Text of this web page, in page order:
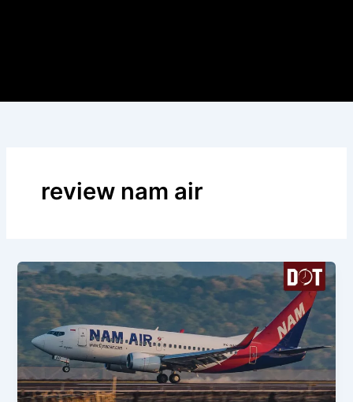
review nam air